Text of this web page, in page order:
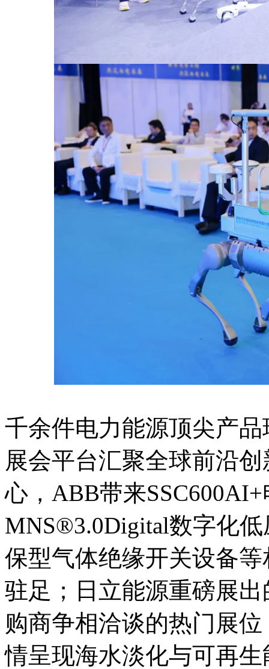
千余件电力能源顶尖产
展会平台汇聚全球前沿
心，ABB带来
MNS®3.0Digital数字化
保型气体绝缘开关设备
驻足；日立能源重磅展
购商争相洽谈的热门展
情呈现海水淡化与可再